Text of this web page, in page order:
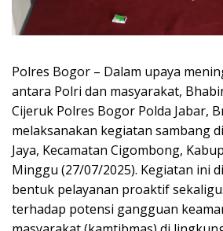
Polres Bogor – Dalam upaya
antara Polri dan masyarakat,
Cijeruk Polres Bogor Polda Jabar,
melaksanakan kegiatan sambang
Jaya, Kecamatan Cigombong,
Minggu (27/07/2025). Kegiatan ini
bentuk pelayanan proaktif
terhadap potensi gangguan